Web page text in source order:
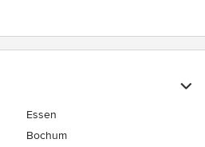
Essen
Bochum